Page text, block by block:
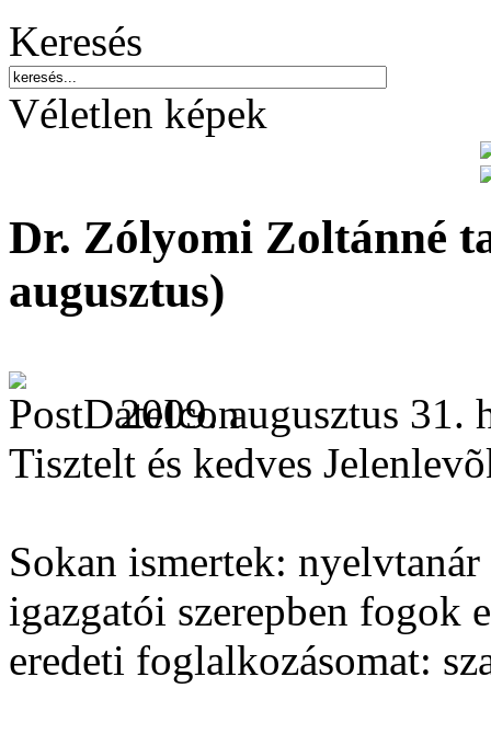
Keresés
Véletlen képek
Dr. Zólyomi Zoltánné
augusztus)
2009. augusztus 31.
Tisztelt és kedves
Sokan ismertek:
igazgatói szerepben fogok
eredeti foglalkozásomat: